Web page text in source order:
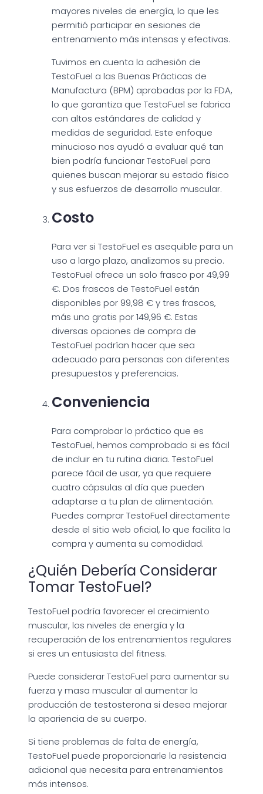
mayores niveles de energía, lo que les
permitió participar en sesiones de
entrenamiento más intensas y efectivas.
Tuvimos en cuenta la adhesión de
TestoFuel a las Buenas Prácticas de
Manufactura (BPM) aprobadas por la FDA,
lo que garantiza que TestoFuel se fabrica
con altos estándares de calidad y
medidas de seguridad. Este enfoque
minucioso nos ayudó a evaluar qué tan
bien podría funcionar TestoFuel para
quienes buscan mejorar su estado físico
y sus esfuerzos de desarrollo muscular.
Costo
Para ver si TestoFuel es asequible para un
uso a largo plazo, analizamos su precio.
TestoFuel ofrece un solo frasco por 49,99
€. Dos frascos de TestoFuel están
disponibles por 99,98 € y tres frascos,
más uno gratis por 149,96 €. Estas
diversas opciones de compra de
TestoFuel podrían hacer que sea
adecuado para personas con diferentes
presupuestos y preferencias.
Conveniencia
Para comprobar lo práctico que es
TestoFuel, hemos comprobado si es fácil
de incluir en tu rutina diaria. TestoFuel
parece fácil de usar, ya que requiere
cuatro cápsulas al día que pueden
adaptarse a tu plan de alimentación.
Puedes comprar TestoFuel directamente
desde el sitio web oficial, lo que facilita la
compra y aumenta su comodidad.
¿Quién Debería Considerar
Tomar TestoFuel?
TestoFuel podría favorecer el crecimiento
muscular, los niveles de energía y la
recuperación de los entrenamientos regulares
si eres un entusiasta del fitness.
Puede considerar TestoFuel para aumentar su
fuerza y masa muscular al aumentar la
producción de testosterona si desea mejorar
la apariencia de su cuerpo.
Si tiene problemas de falta de energía,
TestoFuel puede proporcionarle la resistencia
adicional que necesita para entrenamientos
más intensos.